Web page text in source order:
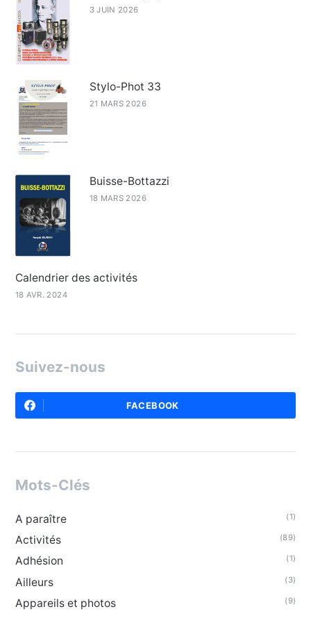
3 JUIN 2026
Stylo-Phot 33
21 MARS 2026
Buisse-Bottazzi
18 MARS 2026
Calendrier des activités
18 AVR. 2024
Suivez-nous
FACEBOOK
Mots-Clés
A paraître (1)
Activités (89)
Adhésion (1)
Ailleurs (3)
Appareils et photos (9)